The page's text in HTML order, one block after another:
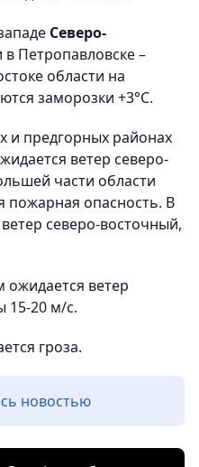
Северо-
в Петропавловске –
области на
заморозки +3°С.
и предгорных районах
ветер северо-
части области
пожарная опасность. В
северо-восточный,
ожидается ветер
15-20 м/с.
гроза.
новостью